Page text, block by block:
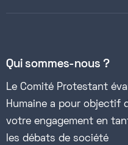
Qui sommes-nous ?
Le Comité Protestant
Humaine a pour objectif
votre engagement en
les débats de société